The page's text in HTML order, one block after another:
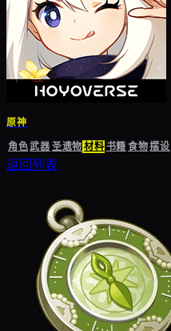
原神
角色武器圣遗物材料书籍食物摆设
返回列表